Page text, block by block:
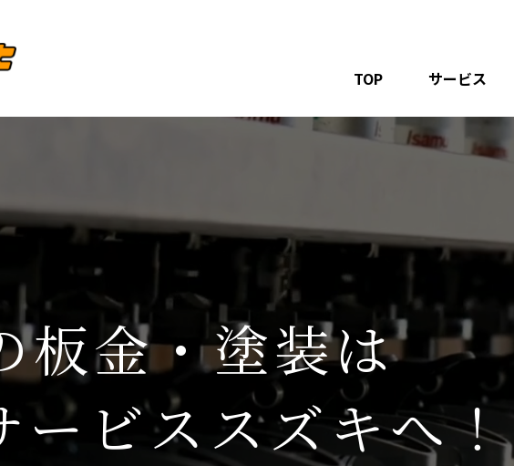
TOP サービス
板金・塗装は
ービススズキへ！